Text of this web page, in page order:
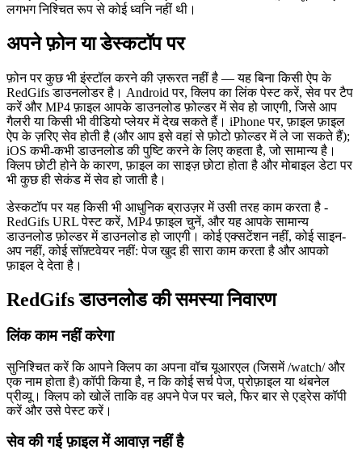
लगभग निश्चित रूप से कोई ध्वनि नहीं थी।
अपने फ़ोन या डेस्कटॉप पर
फ़ोन पर कुछ भी इंस्टॉल करने की ज़रूरत नहीं है — यह बिना किसी ऐप के
RedGifs डाउनलोडर है। Android पर, क्लिप का लिंक पेस्ट करें, सेव पर टैप
करें और MP4 फ़ाइल आपके डाउनलोड फ़ोल्डर में सेव हो जाएगी, जिसे आप
गैलरी या किसी भी वीडियो प्लेयर में देख सकते हैं। iPhone पर, फ़ाइल फ़ाइल
ऐप के ज़रिए सेव होती है (और आप इसे वहां से फ़ोटो फ़ोल्डर में ले जा सकते हैं);
iOS कभी-कभी डाउनलोड की पुष्टि करने के लिए कहता है, जो सामान्य है।
क्लिप छोटी होने के कारण, फ़ाइल का साइज़ छोटा होता है और मोबाइल डेटा पर
भी कुछ ही सेकंड में सेव हो जाती है।
डेस्कटॉप पर यह किसी भी आधुनिक ब्राउज़र में उसी तरह काम करता है -
RedGifs URL पेस्ट करें, MP4 फ़ाइल चुनें, और यह आपके सामान्य
डाउनलोड फ़ोल्डर में डाउनलोड हो जाएगी। कोई एक्सटेंशन नहीं, कोई साइन-
अप नहीं, कोई सॉफ़्टवेयर नहीं: पेज खुद ही सारा काम करता है और आपको
फ़ाइल दे देता है।
RedGifs डाउनलोड की समस्या निवारण
लिंक काम नहीं करेगा
सुनिश्चित करें कि आपने क्लिप का अपना वॉच यूआरएल (जिसमें /watch/ और
एक नाम होता है) कॉपी किया है, न कि कोई सर्च पेज, प्रोफ़ाइल या थंबनेल
प्रीव्यू। क्लिप को खोलें ताकि वह अपने पेज पर चले, फिर बार से एड्रेस कॉपी
करें और उसे पेस्ट करें।
सेव की गई फ़ाइल में आवाज़ नहीं है